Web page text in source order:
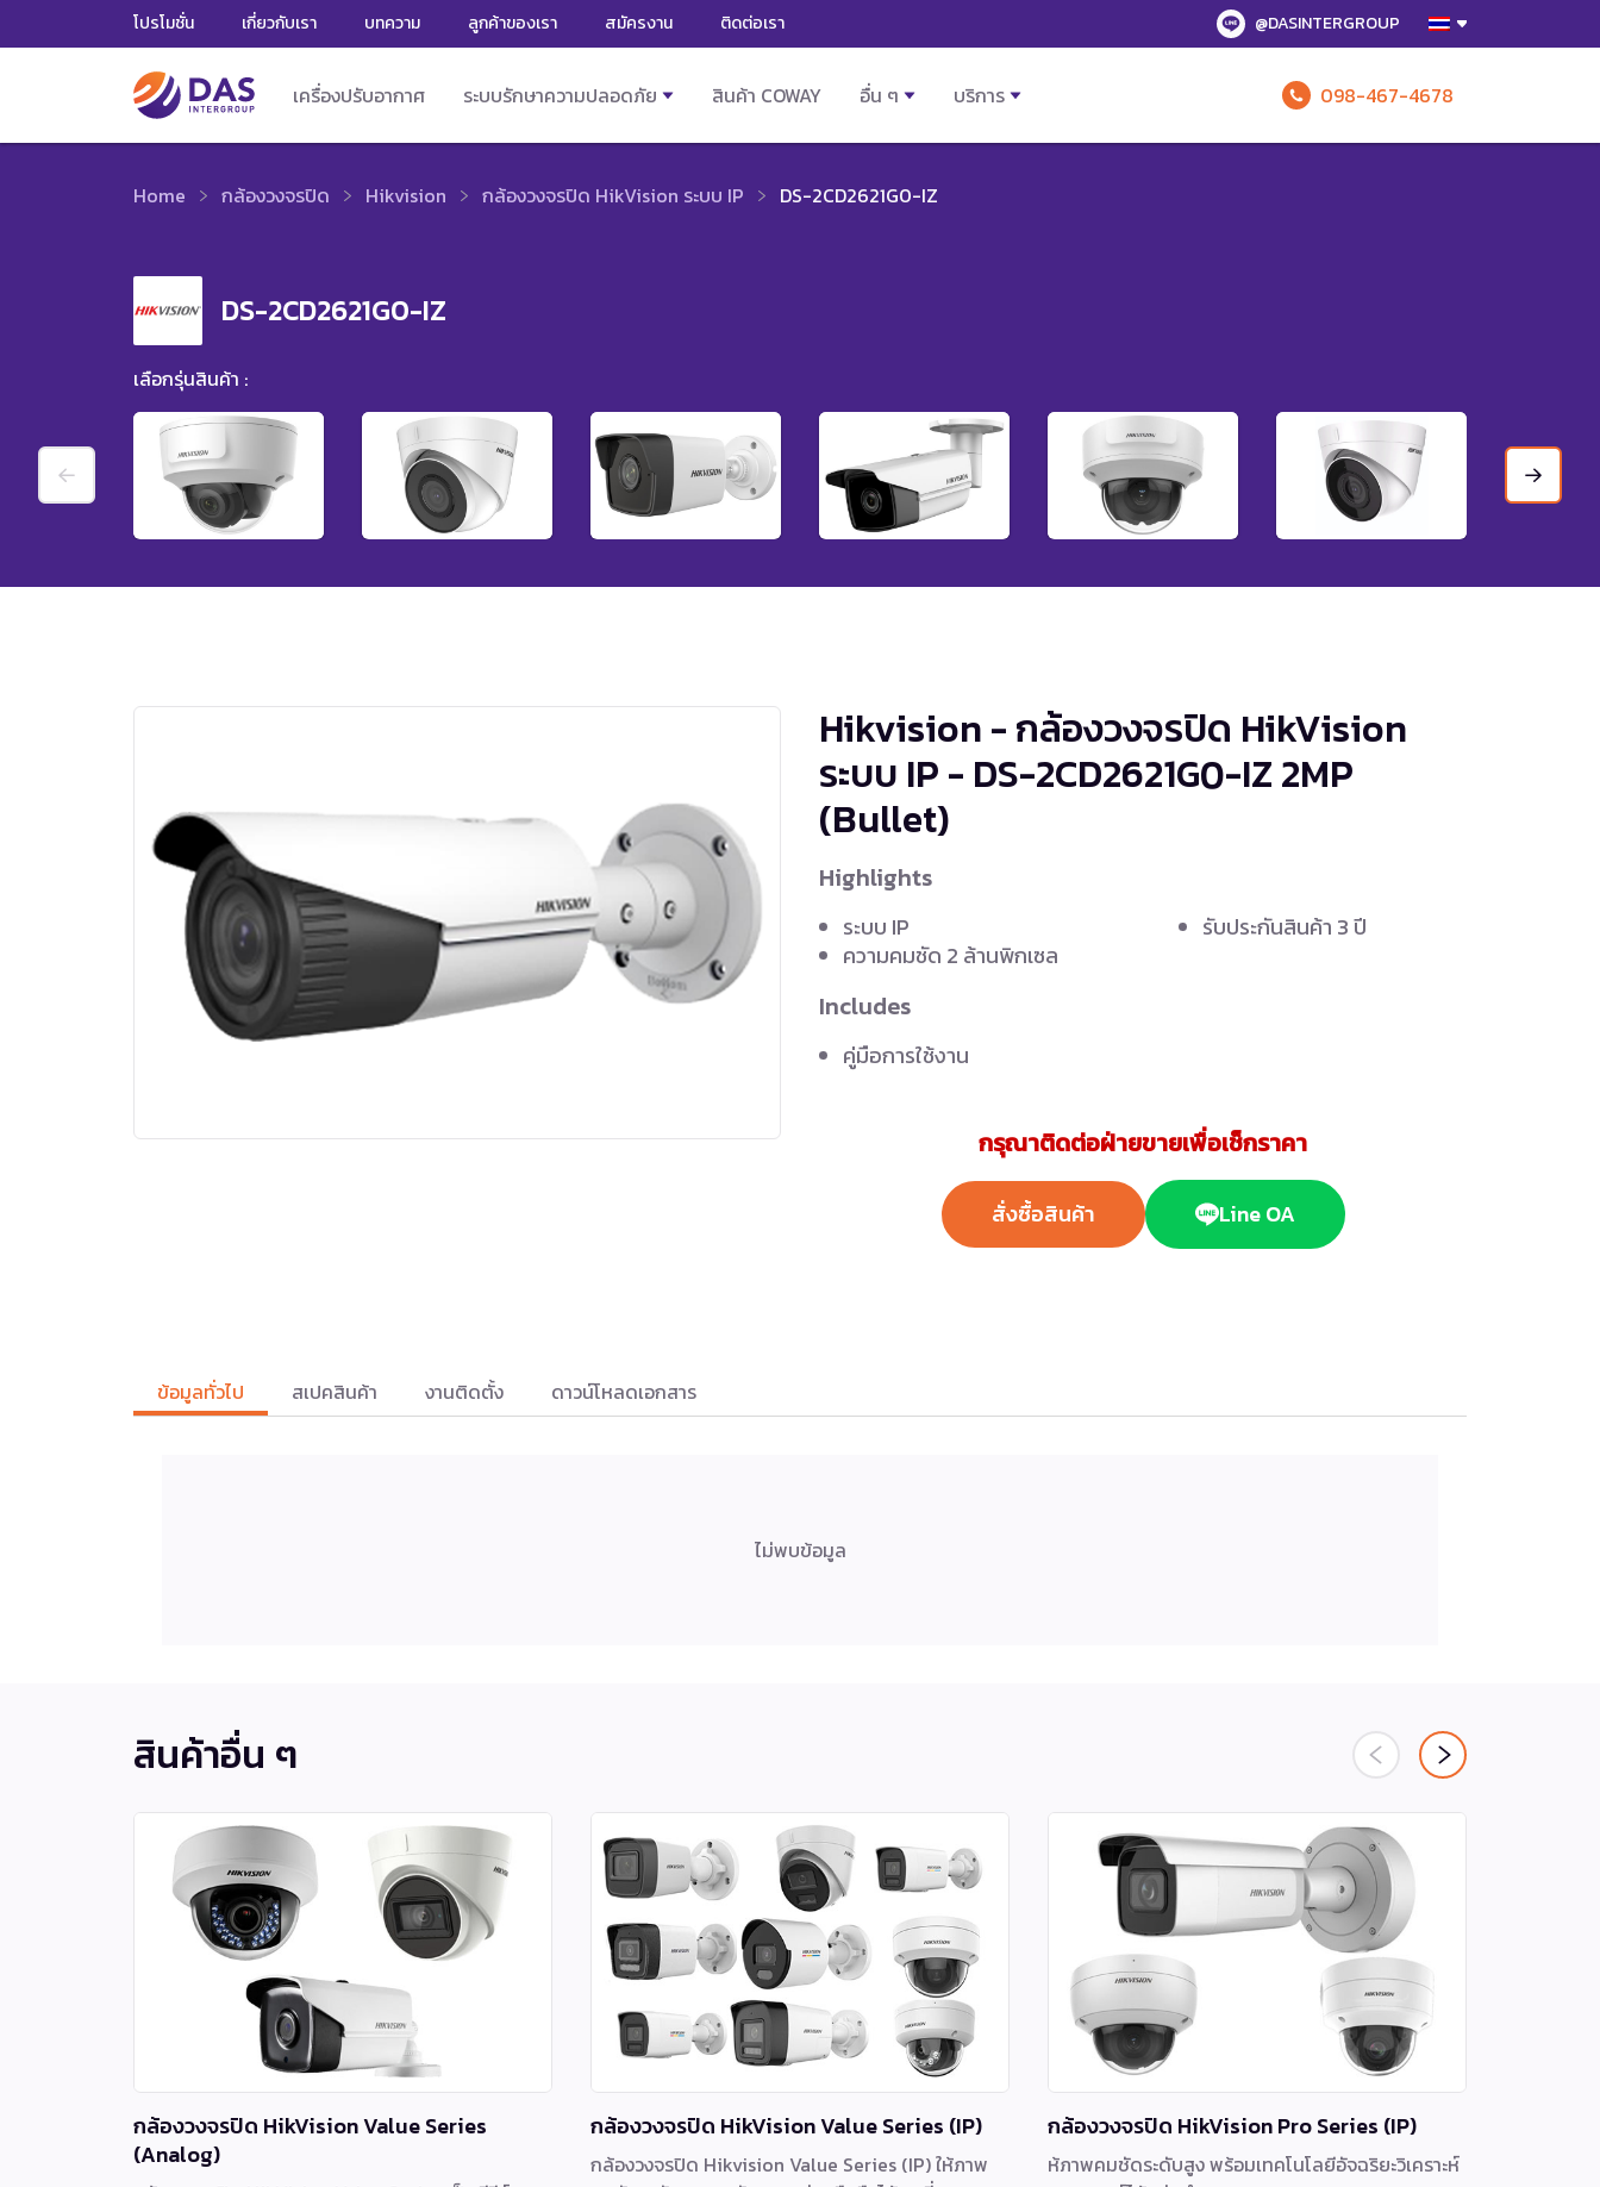
โปรโมชั่น เกี่ยวกับเรา บทความ ลูกค้าของเรา สมัครงาน ติดต่อเรา @DASINTERGROUP
เครื่องปรับอากาศ ระบบรักษาความปลอดภัย สินค้า COWAY อื่น ๆ บริการ 098-467-4678
Home กล้องวงจรปิด Hikvision กล้องวงจรปิด HikVision ระบบ IP DS-2CD2621G0-IZ
DS-2CD2621G0-IZ
เลือกรุ่นสินค้า :
Hikvision - กล้องวงจรปิด HikVision
ระบบ IP - DS-2CD2621G0-IZ2MP
(Bullet)
Highlights
ระบบ IP
ความคมชัด 2 ล้านพิกเซล
รับประกันสินค้า 3 ปี
Includes
คู่มือการใช้งาน
กรุณาติดต่อฝ่ายขายเพื่อเช็กราคา
สั่งซื้อสินค้า Line OA
ข้อมูลทั่วไป สเปคสินค้า งานติดตั้ง ดาวน์โหลดเอกสาร
ไม่พบข้อมูล
สินค้าอื่น ๆ
กล้องวงจรปิด HikVision Value Series
(Analog)
กล้องวงจรปิด HikVision Value Series (IP)
กล้องวงจรปิด Hikvision Value Series (IP) ให้ภาพ
กล้องวงจรปิด HikVision Pro Series (IP)
ห้ภาพคมชัดระดับสูง พร้อมเทคโนโลยีอัจฉริยะวิเคราะห์